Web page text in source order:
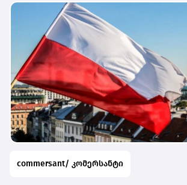
commersant/ კომერსანტი